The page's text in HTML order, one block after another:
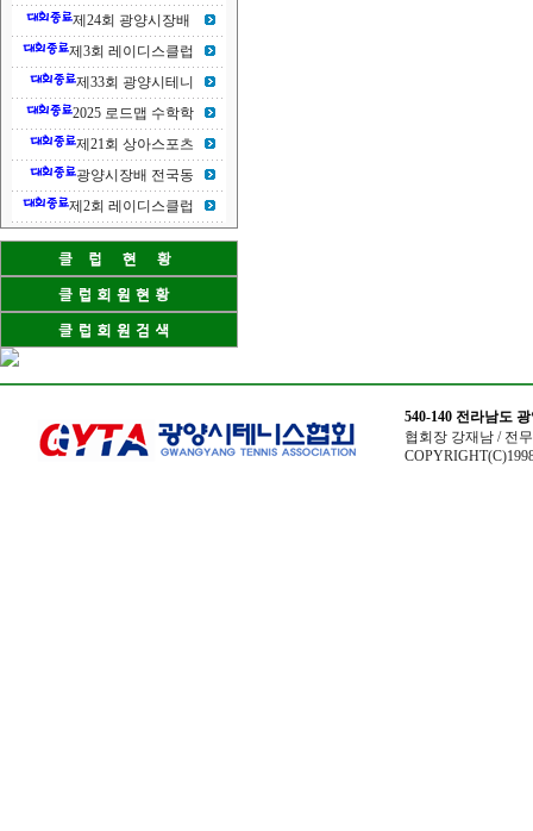
제24회 광양시장배
제3회 레이디스클럽
제33회 광양시테니
2025 로드맵 수학학
제21회 상아스포츠
광양시장배 전국동
제2회 레이디스클럽
540-140 전라남도
협회장 강재남 / 전